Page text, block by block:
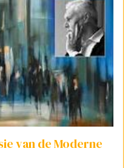
van de Moderne